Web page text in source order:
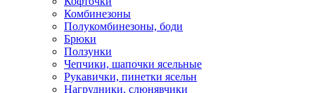
Комбинезоны
Полукомбинезоны, боди
Брюки
Ползунки
Чепчики, шапочки ясельные
Рукавички, пинетки ясельн
Нагрудники, слюнявчики